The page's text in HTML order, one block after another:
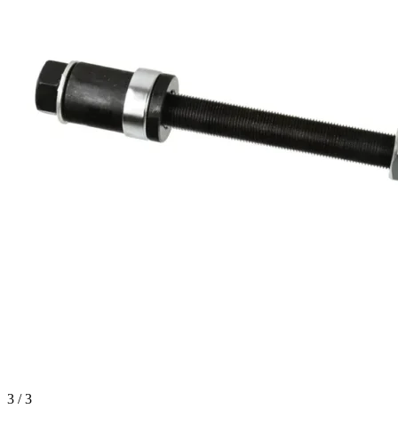
3 / 3